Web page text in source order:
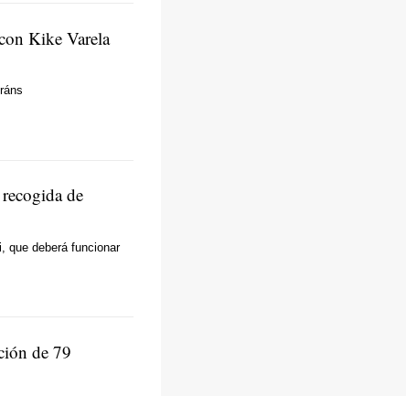
Kike Varela
de
que deberá funcionar
de 79